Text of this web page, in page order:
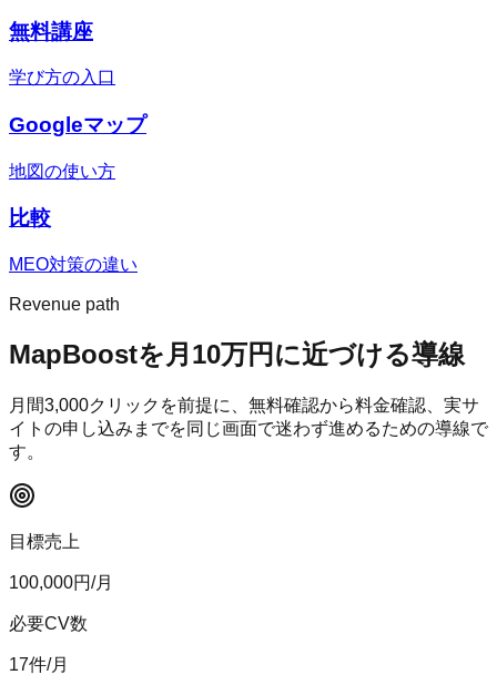
無料講座
学び方の入口
Googleマップ
地図の使い方
比較
MEO対策の違い
Revenue path
MapBoostを月10万円に近づける導線
月間3,000クリックを前提に、無料確認から料金確認、実サ
イトの申し込みまでを同じ画面で迷わず進めるための導線で
す。
目標売上
100,000円/月
必要CV数
17件/月